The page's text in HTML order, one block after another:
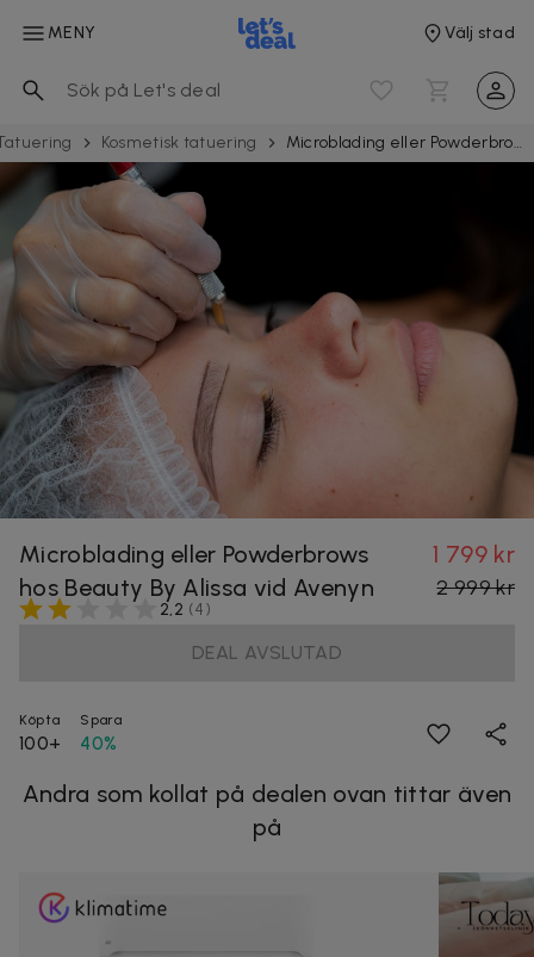
MENY Välj stad
Kosmetisk tatuering Microblading eller Powderbrows hos Beauty By Alissa vid Avenyn
Microblading eller Powderbrows
hos Beauty By Alissa vid Avenyn
1 799 kr
2 999 kr
2,2 (4)
DEAL AVSLUTAD
Köpta
100+
Spara
40%
Andra som kollat på dealen ovan tittar även
på